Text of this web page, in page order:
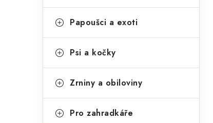
n
n
p
i
Papoušci a exoti
Psi a kočky
Zrniny a obiloviny
Pro zahradkáře